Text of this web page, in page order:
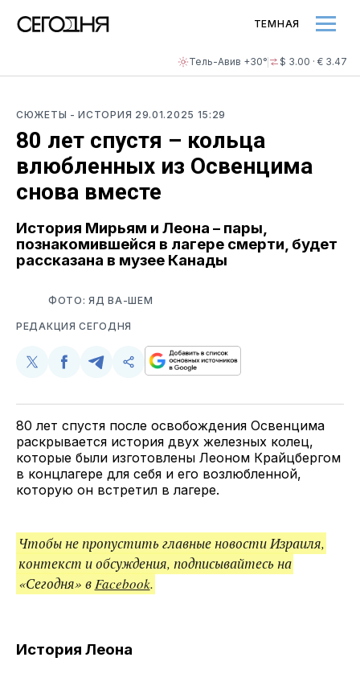
Тель-Авив +30° $ 3.00 · € 3.47
ТЕМНАЯ
СЮЖЕТЫ - ИСТОРИЯ 29.01.2025 15:29
80 лет спустя – кольца
влюбленных из Освенцима
снова вместе
История Мирьям и Леона – пары,
познакомившейся в лагере смерти, будет
рассказана в музее Канады
ФОТО: ЯД ВА-ШЕМ
РЕДАКЦИЯ СЕГОДНЯ
Поделиться
Twitter
Поделиться
Facebook
Поделиться
Telegram
Скопируйте
поделитесь
80 лет спустя после освобождения Освенцима
раскрывается история двух железных колец,
которые были изготовлены Леоном Крайцбергом
в концлагере для себя и его возлюбленной,
которую он встретил в лагере.
Чтобы не пропустить главные новости Израиля,
контекст и обсуждения, подписывайтесь на
«Сегодня» вFacebook.
История Леона